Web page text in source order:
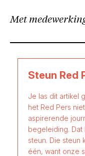
Met
Steun Red
Je las dit artikel
het Red Pers
aspirerende
begeleiding.
steun. Die steun
één, want onze